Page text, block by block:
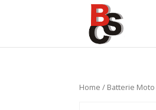
Home / Batterie Moto